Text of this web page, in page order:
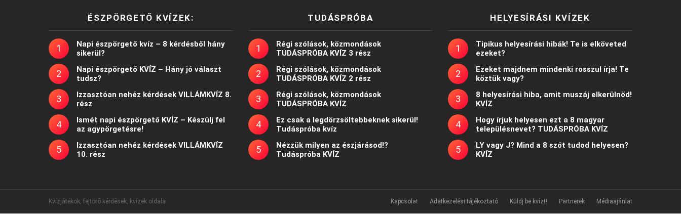
ÉSZPÖRGETŐ KVÍZEK:
Napi észpörgető kvíz – 8 kérdésből hány
sikerül?
Napi észpörgető KVÍZ – Hány jó választ
tudsz?
Izzasztóan nehéz kérdések VILLÁMKVÍZ 8.
rész
Ismét napi észpörgető KVÍZ – Készülj fel
az agypörgetésre!
Izzasztóan nehéz kérdések VILLÁMKVÍZ
10. rész
TUDÁSPRÓBA
Régi szólások, közmondások
TUDÁSPRÓBA KVÍZ 3 rész
Régi szólások, közmondások
TUDÁSPRÓBA KVÍZ 2 rész
Régi szólások, közmondások
TUDÁSPRÓBA KVÍZ
Ez csak a legdörzsöltebbeknek sikerül!
Tudáspróba kvíz
Nézzük milyen az észjárásod!?
Tudáspróba KVÍZ
HELYESÍRÁSI KVÍZEK
Tipikus helyesírási hibák! Te is elköveted
ezeket?
Ezeket majdnem mindenki rosszul írja! Te
köztük vagy?
8 helyesírási hiba, amit muszáj elkerülnöd!
KVÍZ
Hogy írjuk helyesen ezt a 8 magyar
településnevet? TUDÁSPRÓBA KVÍZ
LY vagy J? Mind a 8 szót tudod helyesen?
KVÍZ
Kvízjátékok, fejtörő kérdések, kvízek oldala Kapcsolat Adatkezelési tájékoztató Küldj be kvízt! Partnerek Médiaajánlat